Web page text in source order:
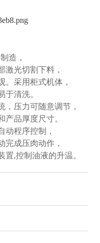
造，
激光切割下料，
。采用柜式机体，
于清洗。
，压力可随意调节，
品厚度尺寸。
动程序控制，
完成压肉动作，
置,控制油液的升温。